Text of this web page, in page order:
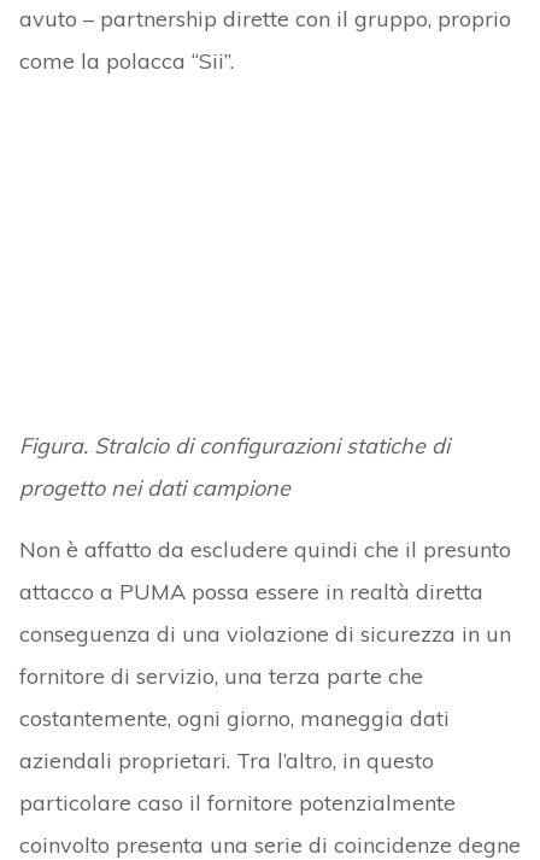
avuto – partnership dirette con il gruppo, proprio
come la polacca “Sii”.
Figura. Stralcio di configurazioni statiche di
progetto nei dati campione
Non è affatto da escludere quindi che il presunto
attacco a PUMA possa essere in realtà diretta
conseguenza di una violazione di sicurezza in un
fornitore di servizio, una terza parte che
costantemente, ogni giorno, maneggia dati
aziendali proprietari. Tra l’altro, in questo
particolare caso il fornitore potenzialmente
coinvolto presenta una serie di coincidenze degne